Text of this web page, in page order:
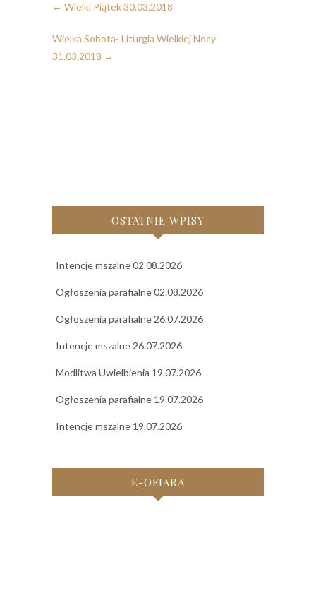
← Wielki Piątek 30.03.2018
Wielka Sobota- Liturgia Wielkiej Nocy
31.03.2018 →
OSTATNIE WPISY
Intencje mszalne 02.08.2026
Ogłoszenia parafialne 02.08.2026
Ogłoszenia parafialne 26.07.2026
Intencje mszalne 26.07.2026
Modlitwa Uwielbienia 19.07.2026
Ogłoszenia parafialne 19.07.2026
Intencje mszalne 19.07.2026
E-OFIARA